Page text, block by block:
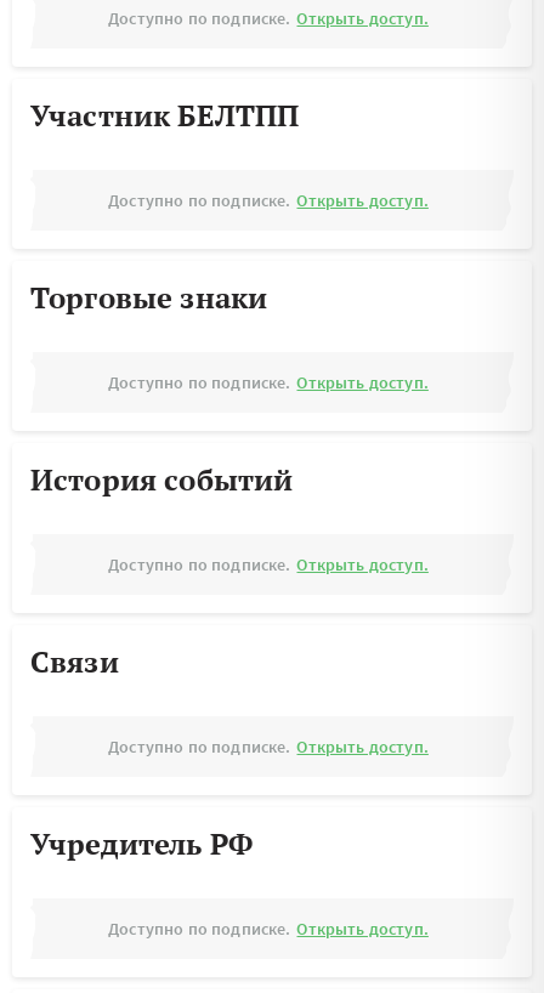
Доступно по подписке. Открыть доступ.
Участник БЕЛТПП
Доступно по подписке. Открыть доступ.
Торговые знаки
Доступно по подписке. Открыть доступ.
История событий
Доступно по подписке. Открыть доступ.
Связи
Доступно по подписке. Открыть доступ.
Учредитель РФ
Доступно по подписке. Открыть доступ.